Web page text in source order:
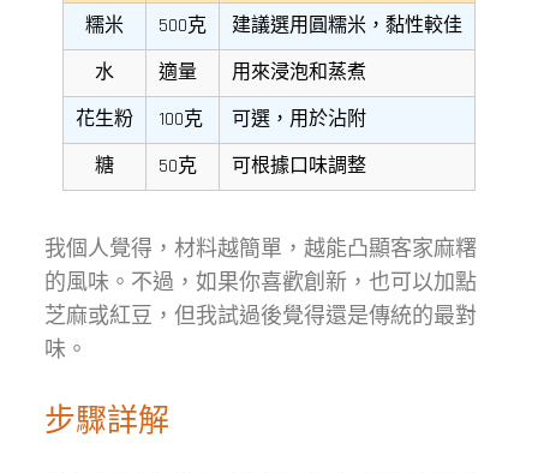
糯米
500克
建議選用圓糯米，黏性較佳
水
適量
用來浸泡和蒸煮
花生粉
100克
可選，用於沾附
糖
50克 可根據口味調整
我個人覺得，材料越簡單，越能凸顯客家麻糬
的風味。不過，如果你喜歡創新，也可以加點
芝麻或紅豆，但我試過後覺得還是傳統的最對
味。
步驟詳解